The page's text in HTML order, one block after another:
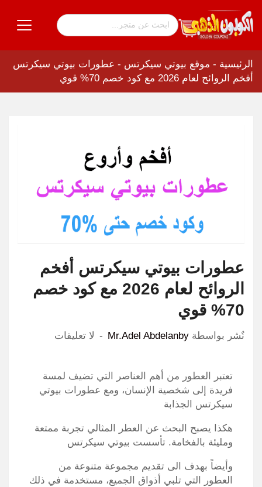
الرئيسية - موقع بيوتي سيكرتس - عطورات بيوتي سيكرتس
أفخم الروائح لعام 2026 مع كود خصم 70% قوي
عطورات بيوتي سيكرتس أفخم
الروائح لعام 2026 مع كود خصم
70% قوي
نٌشر بواسطة Mr.Adel Abdelanby لا تعليقات
تعتبر العطور من أهم العناصر التي تضيف لمسة
فريدة إلى شخصية الإنسان، ومع عطورات بيوتي
سيكرتس الجذابة
هكذا يصبح البحث عن العطر المثالي تجربة ممتعة
ومليئة بالفخامة. تأسست بيوتي سيكرتس
وأيضاً بهدف الى تقديم مجموعة متنوعة من
العطور التي تلبي أذواق الجميع، مستخدمة في ذلك